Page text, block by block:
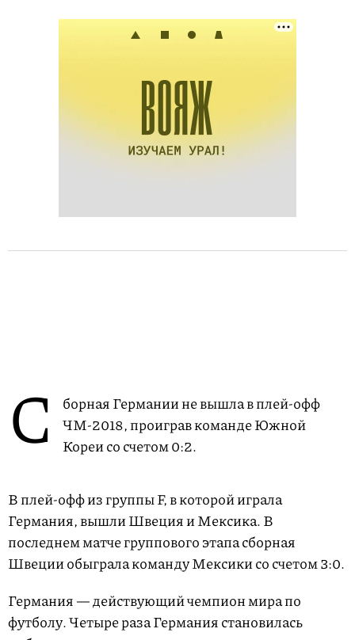
C
борная Германии не вышла в плей-офф
ЧМ-2018, проиграв команде Южной
Кореи со счетом 0:2.
В плей-офф из группы F, в которой играла
Германия, вышли Швеция и Мексика. В
последнем матче группового этапа сборная
Швеции обыграла команду Мексики со счетом 3:0.
Германия — действующий чемпион мира по
футболу. Четыре раза Германия становилась